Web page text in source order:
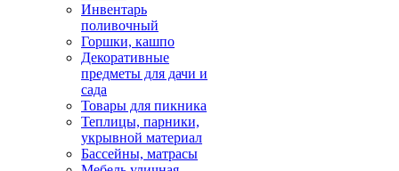
Инвентарь
поливочный
Горшки, кашпо
Декоративные
предметы для дачи и
сада
Товары для пикника
Теплицы, парники,
укрывной материал
Бассейны, матрасы